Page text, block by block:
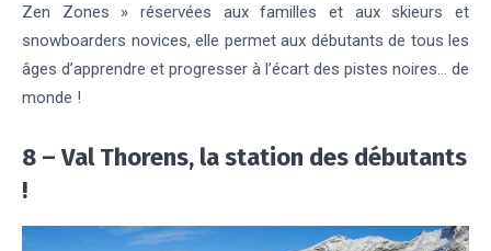
Zen Zones » réservées aux familles et aux skieurs et
snowboarders novices, elle permet aux débutants de tous les
âges d’apprendre et progresser à l’écart des pistes noires… de
monde !
8 – Val Thorens, la station des débutants
!